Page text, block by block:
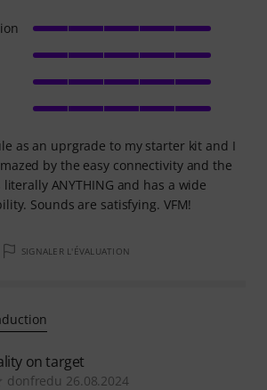
as an uprgrade to my starter kit and I
by the easy connectivity and the
ANYTHING and has a wide
Sounds are satisfying. VFM!
SIGNALER L'ÉVALUATION
on target
donfredu 26.08.2024